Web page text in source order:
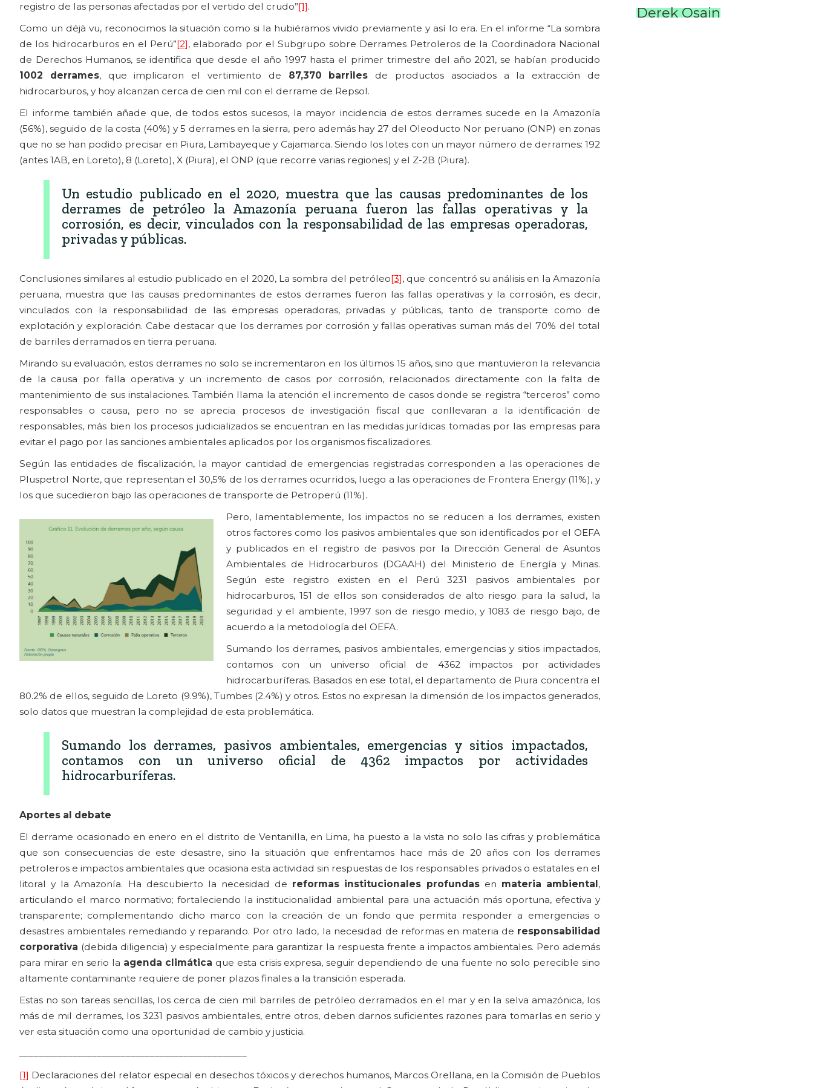
registro de las personas afectadas por el vertido del crudo”[1].
Como un déjà vu, reconocimos la situación como si la hubiéramos vivido previamente y así lo era. En el informe “La sombra
de los hidrocarburos en el Perú”[2], elaborado por el Subgrupo sobre Derrames Petroleros de la Coordinadora Nacional
de Derechos Humanos, se identifica que desde el año 1997 hasta el primer trimestre del año 2021, se habían producido
1002 derrames, que implicaron el vertimiento de 87,370 barriles de productos asociados a la extracción de
hidrocarburos, y hoy alcanzan cerca de cien mil con el derrame de Repsol.
El informe también añade que, de todos estos sucesos, la mayor incidencia de estos derrames sucede en la Amazonía
(56%), seguido de la costa (40%) y 5 derrames en la sierra, pero además hay 27 del Oleoducto Nor peruano (ONP) en zonas
que no se han podido precisar en Piura, Lambayeque y Cajamarca. Siendo los lotes con un mayor número de derrames: 192
(antes 1AB, en Loreto), 8 (Loreto), X (Piura), el ONP (que recorre varias regiones) y el Z-2B (Piura).
Un estudio publicado en el 2020, muestra que las causas predominantes de los
derrames de petróleo la Amazonía peruana fueron las fallas operativas y la
corrosión, es decir, vinculados con la responsabilidad de las empresas operadoras,
privadas y públicas.
Conclusiones similares al estudio publicado en el 2020, La sombra del petróleo[3], que concentró su análisis en la Amazonía
peruana, muestra que las causas predominantes de estos derrames fueron las fallas operativas y la corrosión, es decir,
vinculados con la responsabilidad de las empresas operadoras, privadas y públicas, tanto de transporte como de
explotación y exploración. Cabe destacar que los derrames por corrosión y fallas operativas suman más del 70% del total
de barriles derramados en tierra peruana.
Mirando su evaluación, estos derrames no solo se incrementaron en los últimos 15 años, sino que mantuvieron la relevancia
de la causa por falla operativa y un incremento de casos por corrosión, relacionados directamente con la falta de
mantenimiento de sus instalaciones. También llama la atención el incremento de casos donde se registra “terceros” como
responsables o causa, pero no se aprecia procesos de investigación fiscal que conllevaran a la identificación de
responsables, más bien los procesos judicializados se encuentran en las medidas jurídicas tomadas por las empresas para
evitar el pago por las sanciones ambientales aplicados por los organismos fiscalizadores.
Según las entidades de fiscalización, la mayor cantidad de emergencias registradas corresponden a las operaciones de
Pluspetrol Norte, que representan el 30,5% de los derrames ocurridos, luego a las operaciones de Frontera Energy (11%), y
los que sucedieron bajo las operaciones de transporte de Petroperú (11%).
Pero, lamentablemente, los impactos no se reducen a los derrames, existen
otros factores como los pasivos ambientales que son identificados por el OEFA
y publicados en el registro de pasivos por la Dirección General de Asuntos
Ambientales de Hidrocarburos (DGAAH) del Ministerio de Energía y Minas.
Según este registro existen en el Perú 3231 pasivos ambientales por
hidrocarburos, 151 de ellos son considerados de alto riesgo para la salud, la
seguridad y el ambiente, 1997 son de riesgo medio, y 1083 de riesgo bajo, de
acuerdo a la metodología del OEFA.
Sumando los derrames, pasivos ambientales, emergencias y sitios impactados,
contamos con un universo oficial de 4362 impactos por actividades
hidrocarburíferas. Basados en ese total, el departamento de Piura concentra el
80.2% de ellos, seguido de Loreto (9.9%), Tumbes (2.4%) y otros. Estos no expresan la dimensión de los impactos generados,
solo datos que muestran la complejidad de esta problemática.
Sumando los derrames, pasivos ambientales, emergencias y sitios impactados,
contamos con un universo oficial de 4362 impactos por actividades
hidrocarburíferas.
Aportes al debate
El derrame ocasionado en enero en el distrito de Ventanilla, en Lima, ha puesto a la vista no solo las cifras y problemática
que son consecuencias de este desastre, sino la situación que enfrentamos hace más de 20 años con los derrames
petroleros e impactos ambientales que ocasiona esta actividad sin respuestas de los responsables privados o estatales en el
litoral y la Amazonía. Ha descubierto la necesidad de reformas institucionales profundasen materia ambiental ,
articulando el marco normativo; fortaleciendo la institucionalidad ambiental para una actuación más oportuna, efectiva y
transparente; complementando dicho marco con la creación de un fondo que permita responder a emergencias o
desastres ambientales remediando y reparando. Por otro lado, la necesidad de reformas en materia de responsabilidad
corporativa (debida diligencia) y especialmente para garantizar la respuesta frente a impactos ambientales. Pero además
para mirar en serio la agenda climática que esta crisis expresa, seguir dependiendo de una fuente no solo perecible sino
altamente contaminante requiere de poner plazos finales a la transición esperada.
Estas no son tareas sencillas, los cerca de cien mil barriles de petróleo derramados en el mar y en la selva amazónica, los
más de mil derrames, los 3231 pasivos ambientales, entre otros, deben darnos suficientes razones para tomarlas en serio y
ver esta situación como una oportunidad de cambio y justicia.
[1] Declaraciones del relator especial en desechos tóxicos y derechos humanos, Marcos Orellana, en la Comisión de Pueblos
Derek Osain